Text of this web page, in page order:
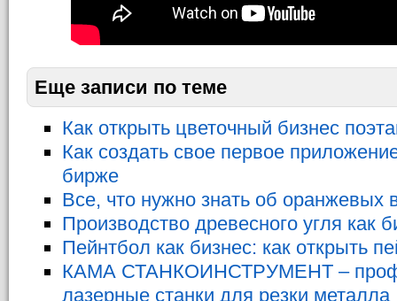
Еще записи по теме
Как открыть цветочный бизнес
Как создать свое первое
бирже
Все, что нужно знать об оранжевых
Производство древесного угля как
Пейнтбол как бизнес: как открыть
КАМА СТАНКОИНСТРУМЕНТ –
лазерные станки для резки металла